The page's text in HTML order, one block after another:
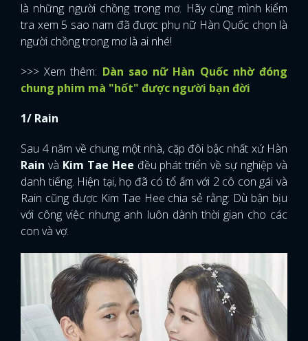
là những người chồng trong mơ. Hãy cùng mình kiểm
tra xem 5 sao nam đã được phụ nữ Hàn Quốc chọn là
người chồng trong mơ là ai nhé!
>>> Xem thêm: Dàn sao nữ Hàn Quốc nhờ đóng
chung phim mà "hốt" được người bạn đời
1/ Rain
Sau 4 năm về chung một nhà, cặp đôi bậc nhất xứ Hàn
Rain và Kim Tae Hee đều phát triển về sự nghiệp và
danh tiếng. Hiện tại, họ đã có tổ ấm với 2 cô con gái và
Rain cũng được Kim Tae Hee chia sẻ rằng: Dù bận bịu
với công việc nhưng anh luôn dành thời gian cho các
con và vợ.